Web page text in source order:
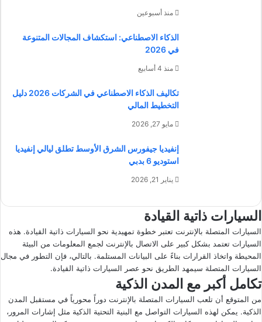
منذ أسبوعين
الذكاء الاصطناعي: استكشاف المجالات المتنوعة
في 2026
منذ 4 أسابيع
تكاليف الذكاء الاصطناعي في الشركات 2026 دليل
التخطيط المالي
مايو 27, 2026
إنفيديا جيفورس الشرق الأوسط تطلق ليالي إنفيديا
استوديو 6 بدبي
يناير 21, 2026
السيارات ذاتية القيادة
السيارات المتصلة بالإنترنت تعتبر خطوة تمهيدية نحو السيارات ذاتية القيادة. هذه
السيارات تعتمد بشكل كبير على الاتصال بالإنترنت لجمع المعلومات من البيئة
المحيطة واتخاذ القرارات بناءً على البيانات المستلمة. بالتالي، فإن التطور في مجال
السيارات المتصلة سيمهد الطريق نحو عصر السيارات ذاتية القيادة.
تكامل أكبر مع المدن الذكية
من المتوقع أن تلعب السيارات المتصلة بالإنترنت دوراً محورياً في مستقبل المدن
الذكية. يمكن لهذه السيارات التواصل مع البنية التحتية الذكية مثل إشارات المرور،